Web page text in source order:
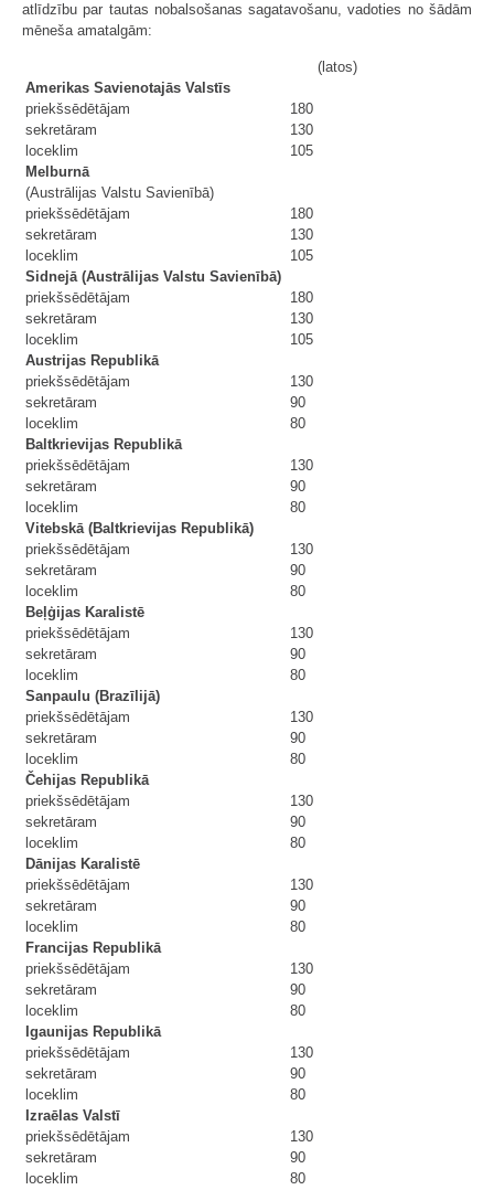
atlīdzību par tautas nobalsošanas sagatavošanu, vadoties no šādām
mēneša amatalgām:
(latos)
Amerikas Savienotajās Valstīs
priekšsēdētājam
180
sekretāram
130
loceklim
105
Melburnā
(Austrālijas Valstu Savienībā)
priekšsēdētājam
180
sekretāram
130
loceklim
105
Sidnejā (Austrālijas Valstu Savienībā)
priekšsēdētājam
180
sekretāram
130
loceklim
105
Austrijas Republikā
priekšsēdētājam
130
sekretāram
90
loceklim
80
Baltkrievijas Republikā
priekšsēdētājam
130
sekretāram
90
loceklim
80
Vitebskā (Baltkrievijas Republikā)
priekšsēdētājam
130
sekretāram
90
loceklim
80
Beļģijas Karalistē
priekšsēdētājam
130
sekretāram
90
loceklim
80
Sanpaulu (Brazīlijā)
priekšsēdētājam
130
sekretāram
90
loceklim
80
Čehijas Republikā
priekšsēdētājam
130
sekretāram
90
loceklim
80
Dānijas Karalistē
priekšsēdētājam
130
sekretāram
90
loceklim
80
Francijas Republikā
priekšsēdētājam
130
sekretāram
90
loceklim
80
Igaunijas Republikā
priekšsēdētājam
130
sekretāram
90
loceklim
80
Izraēlas Valstī
priekšsēdētājam
130
sekretāram
90
loceklim
80